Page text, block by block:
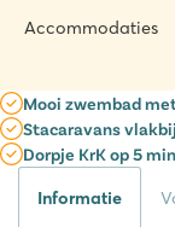
Accommodaties
Mooi zwembad
Stacaravans
Dorpje KrK op 5
Informatie